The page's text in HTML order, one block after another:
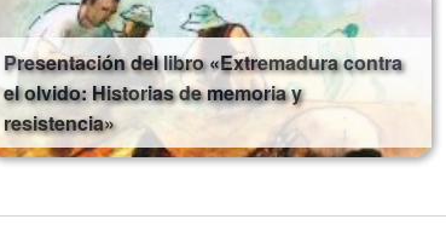
Presentación del libro «Extremadura contra
el olvido: Historias de memoria y
resistencia»